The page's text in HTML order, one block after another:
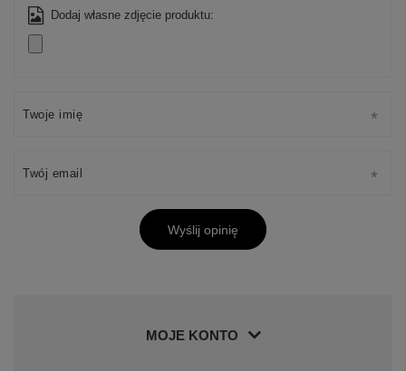
Dodaj własne zdjęcie produktu:
Twoje imię
Twój email
Wyślij opinię
MOJE KONTO